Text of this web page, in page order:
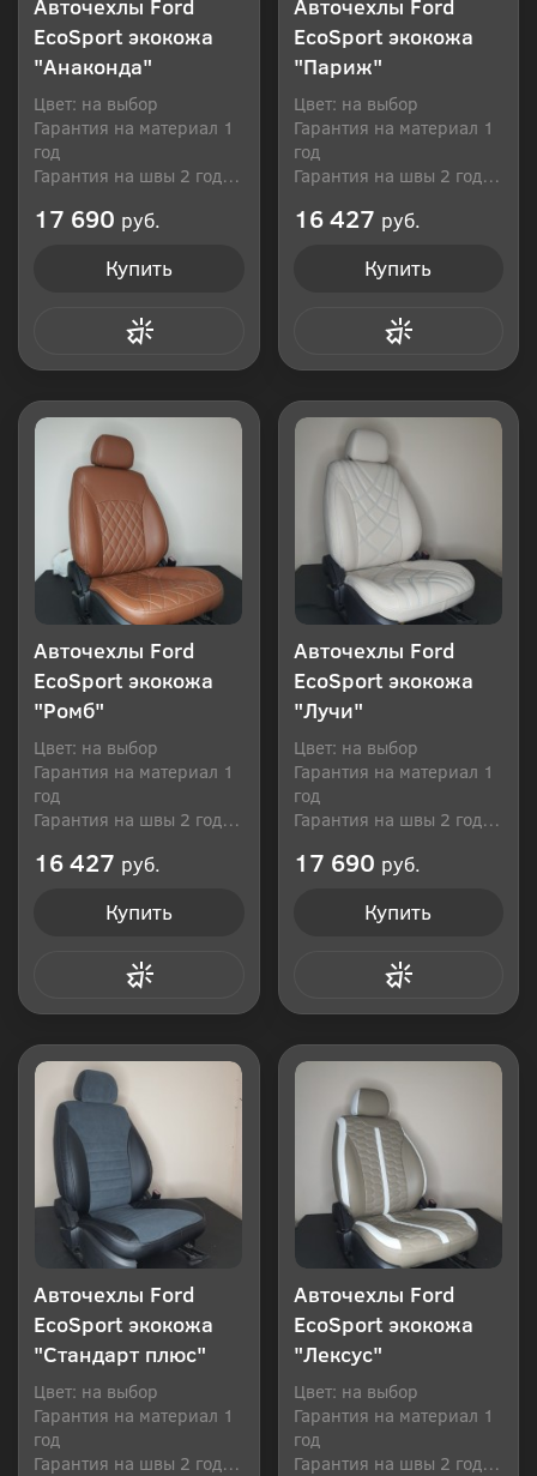
Авточехлы Ford
EcoSport экокожа
"Анаконда"
Цвет: на выбор
Гарантия на материал 1
год
Гарантия на швы 2 года
17 690 руб.
Купить
Авточехлы Ford
EcoSport экокожа
"Париж"
Цвет: на выбор
Гарантия на материал 1
год
Гарантия на швы 2 года
16 427 руб.
Купить
Авточехлы Ford
EcoSport экокожа
"Ромб"
Цвет: на выбор
Гарантия на материал 1
год
Гарантия на швы 2 года
16 427 руб.
Купить
Авточехлы Ford
EcoSport экокожа
"Лучи"
Цвет: на выбор
Гарантия на материал 1
год
Гарантия на швы 2 года
17 690 руб.
Купить
Авточехлы Ford
EcoSport экокожа
"Стандарт плюс"
Цвет: на выбор
Гарантия на материал 1
год
Гарантия на швы 2 года
Авточехлы Ford
EcoSport экокожа
"Лексус"
Цвет: на выбор
Гарантия на материал 1
год
Гарантия на швы 2 года